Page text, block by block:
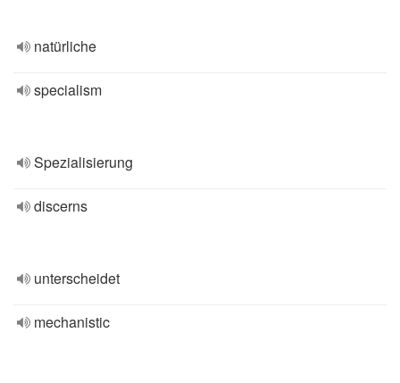
natürliche
specialism
Spezialisierung
discerns
unterscheidet
mechanistic